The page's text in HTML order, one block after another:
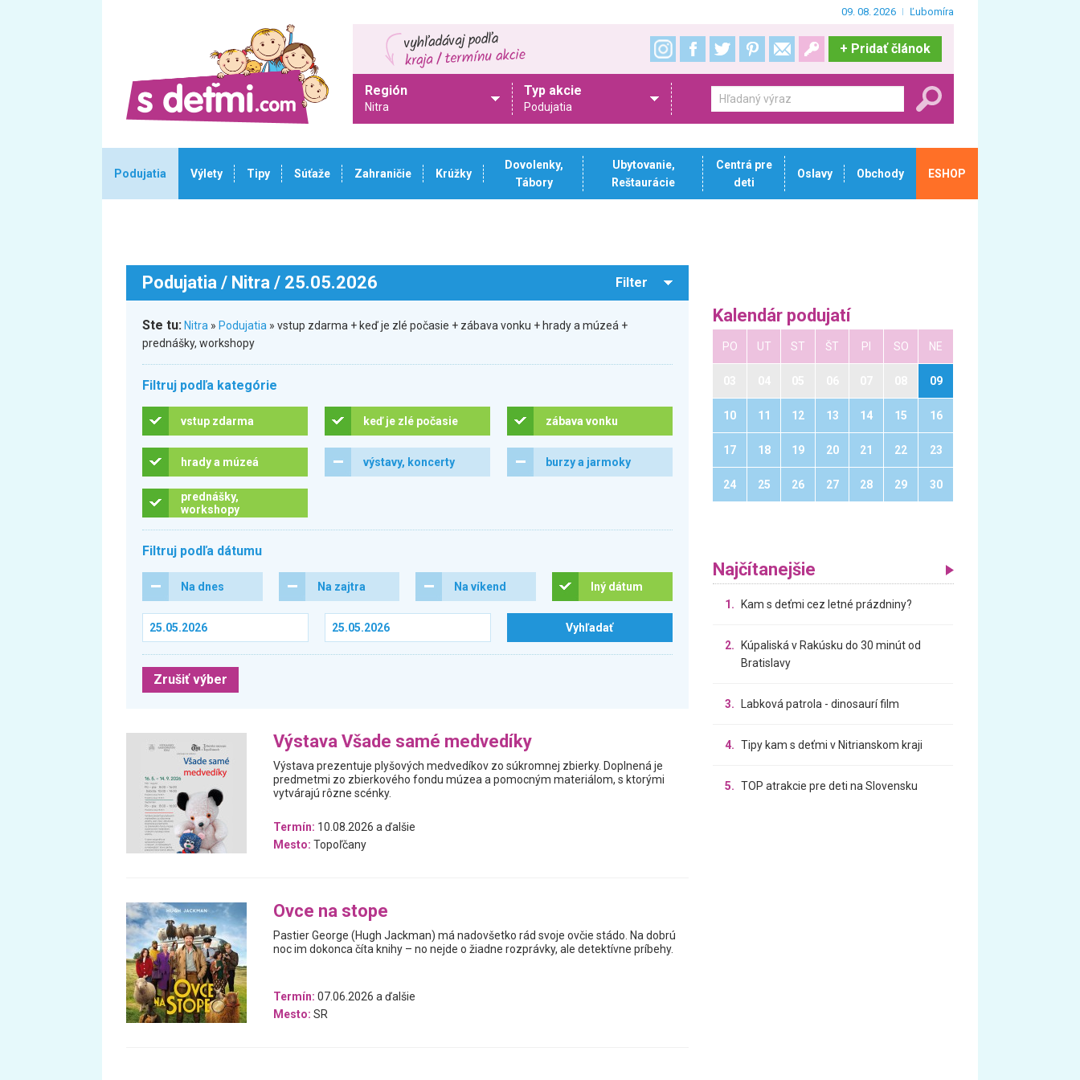
09. 08. 2026 Ľubomíra
+ Pridať článok
Región
Nitra
Typ akcie
Podujatia
Podujatia Výlety Tipy Súťaže Zahraničie Krúžky
Dovolenky,
Tábory
Ubytovanie,
Reštaurácie
Centrá pre
deti
Oslavy Obchody ESHOP
Podujatia / Nitra / 25.05.2026 Filter
Ste tu: Nitra » Podujatia » vstup zdarma + keď je zlé počasie + zábava vonku + hrady a múzeá +
prednášky, workshopy
Filtruj podľa kategórie
vstup zdarma keď je zlé počasie zábava vonku
hrady a múzeá výstavy, koncerty burzy a jarmoky
prednášky,
workshopy
Filtruj podľa dátumu
Na dnes Na zajtra Na víkend Iný dátum
Zrušiť výber
Výstava Všade samé medvedíky
Výstava prezentuje plyšových medvedíkov zo súkromnej zbierky. Doplnená je
predmetmi zo zbierkového fondu múzea a pomocným materiálom, s ktorými
vytvárajú rôzne scénky.
Termín: 10.08.2026 a ďalšie
Mesto: Topoľčany
Ovce na stope
Pastier George (Hugh Jackman) má nadovšetko rád svoje ovčie stádo. Na dobrú
noc im dokonca číta knihy – no nejde o žiadne rozprávky, ale detektívne príbehy.
Termín: 07.06.2026 a ďalšie
Mesto: SR
Kalendár podujatí
PO UT ST ŠT PI SO NE
09
10 11 12 13 14 15 16
17 18 19 20 21 22 23
24 25 26 27 28 29 30
Najčítanejšie
1. Kam s deťmi cez letné prázdniny?
2.
Kúpaliská v Rakúsku do 30 minút od
Bratislavy
3. Labková patrola - dinosaurí film
4. Tipy kam s deťmi v Nitrianskom kraji
5. TOP atrakcie pre deti na Slovensku